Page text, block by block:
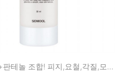
라하+율무+판테놀 조합! 피지,요철,각질,모공 케어!